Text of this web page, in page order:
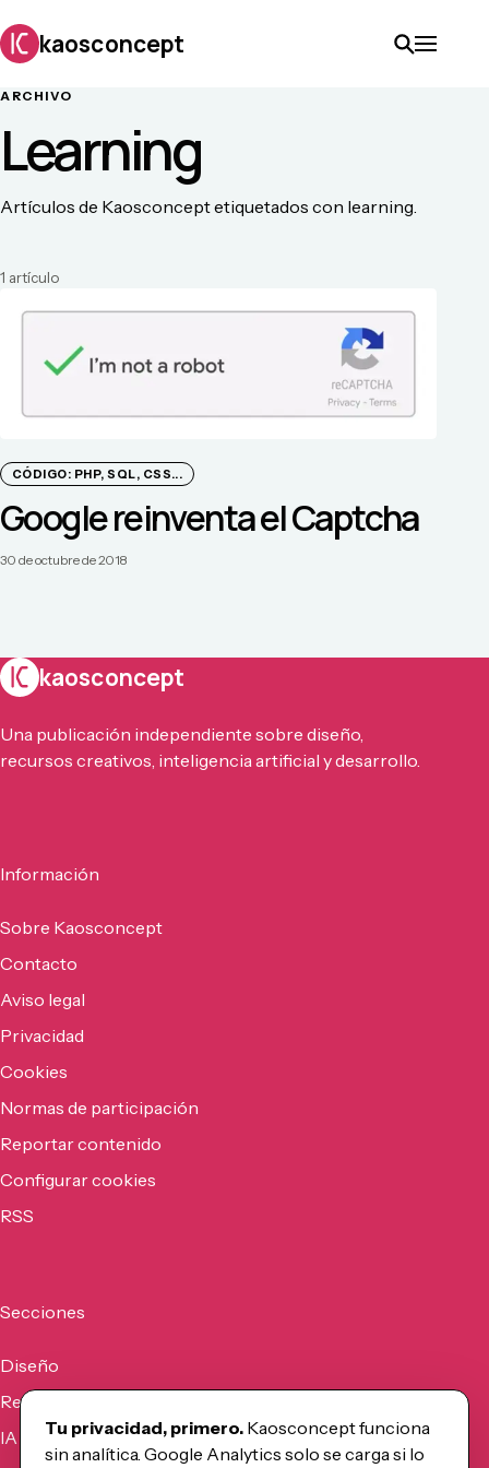
kaosconcept
ARCHIVO
Learning
Artículos de Kaosconcept etiquetados con learning.
1 artículo
CÓDIGO: PHP, SQL, CSS...
Google reinventa el Captcha
30 de octubre de 2018
kaosconcept
Una publicación independiente sobre diseño,
recursos creativos, inteligencia artificial y desarrollo.
Información
Sobre Kaosconcept
Contacto
Aviso legal
Privacidad
Cookies
Normas de participación
Reportar contenido
Configurar cookies
RSS
Secciones
Diseño
Recursos
IA
Tu privacidad, primero. Kaosconcept funciona
sin analítica. Google Analytics solo se carga si lo